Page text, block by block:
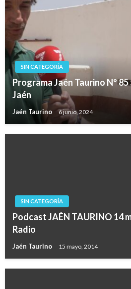
SIN CATEGORÍA
Programa Jaén Taurino Nº
Jaén
Jaén Taurino 6 junio, 2024
SIN CATEGORÍA
Podcast JAÉN TAURINO 14
Radio
Jaén Taurino 15 mayo, 2014